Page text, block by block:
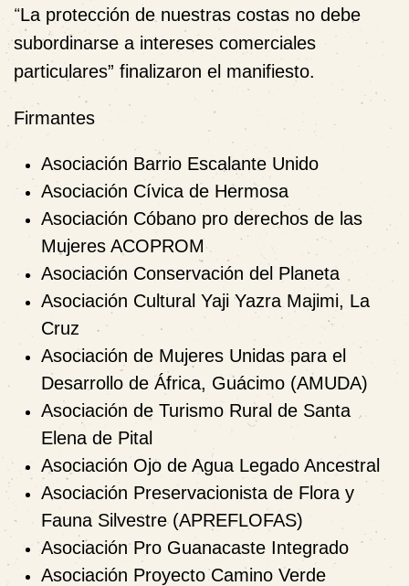
“La protección de nuestras costas no debe
subordinarse a intereses comerciales
particulares” finalizaron el manifiesto.
Firmantes
Asociación Barrio Escalante Unido
Asociación Cívica de Hermosa
Asociación Cóbano pro derechos de las
Mujeres ACOPROM
Asociación Conservación del Planeta
Asociación Cultural Yaji Yazra Majimi, La
Cruz
Asociación de Mujeres Unidas para el
Desarrollo de África, Guácimo (AMUDA)
Asociación de Turismo Rural de Santa
Elena de Pital
Asociación Ojo de Agua Legado Ancestral
Asociación Preservacionista de Flora y
Fauna Silvestre (APREFLOFAS)
Asociación Pro Guanacaste Integrado
Asociación Proyecto Camino Verde